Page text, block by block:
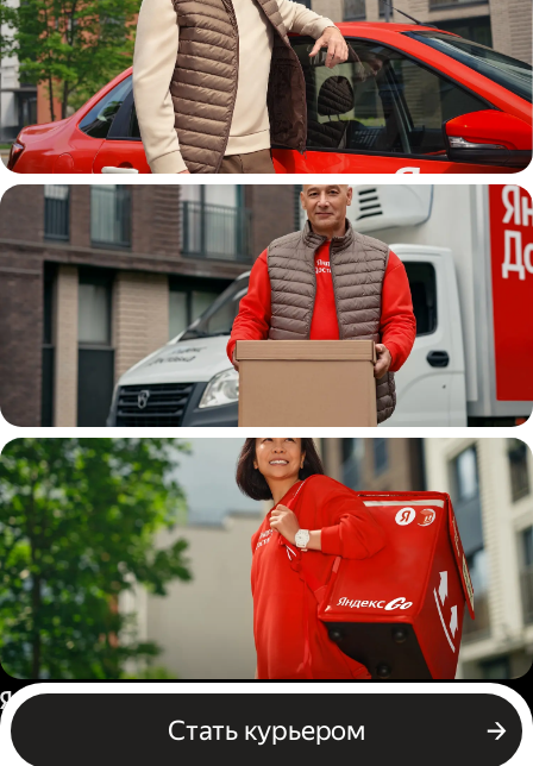
Автокурьер
Водитель
грузовой машины
Пеший курьер
Стать курьером
Россия